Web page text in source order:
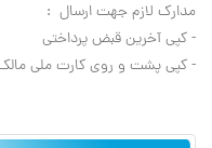
مدارک لازم جهت ارسال :
- کپی آخرین قبض پرداختی
- کپی پشت و روی کارت ملی